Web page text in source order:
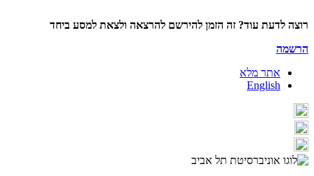
רוצה לדעת עוד? זה הזמן להירשם להרצאה ולצאת למסע ביחד
הרשמה
אתר מלא
English